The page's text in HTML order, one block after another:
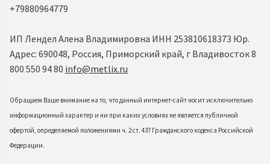
+79880964779
ИП Лендел Алена Владимировна ИНН 253810618373 Юр.
Адрес: 690048, Россия, Приморский край, г Владивосток 8
800 550 94 80 info@metlix.ru
Обращаем Ваше внимание на то, что данный интернет-сайт носит исключительно
информационный характер и ни при каких условиях не является публичной
офертой, определяемой положениями ч. 2 ст. 437 Гражданского кодекса Российской
Федерации.